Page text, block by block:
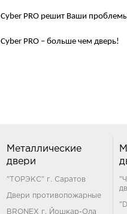
Cyber PRO решит Ваши
Cyber PRO – больше чем дверь!
Металлические
двери
"ТОРЭКС" г. Саратов
Двери противопожарные
BRONEX г. Йошкар-Ола